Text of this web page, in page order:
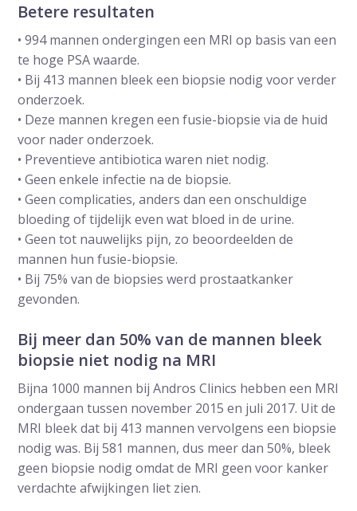
Betere resultaten
• 994 mannen ondergingen een MRI op basis van een
te hoge PSA waarde.
• Bij 413 mannen bleek een biopsie nodig voor verder
onderzoek.
• Deze mannen kregen een fusie-biopsie via de huid
voor nader onderzoek.
• Preventieve antibiotica waren niet nodig.
• Geen enkele infectie na de biopsie.
• Geen complicaties, anders dan een onschuldige
bloeding of tijdelijk even wat bloed in de urine.
• Geen tot nauwelijks pijn, zo beoordeelden de
mannen hun fusie-biopsie.
• Bij 75% van de biopsies werd prostaatkanker
gevonden.
Bij meer dan 50% van de mannen bleek
biopsie niet nodig na MRI
Bijna 1000 mannen bij Andros Clinics hebben een MRI
ondergaan tussen november 2015 en juli 2017. Uit de
MRI bleek dat bij 413 mannen vervolgens een biopsie
nodig was. Bij 581 mannen, dus meer dan 50%, bleek
geen biopsie nodig omdat de MRI geen voor kanker
verdachte afwijkingen liet zien.